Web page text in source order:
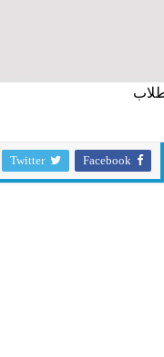
Facebook
Twitter